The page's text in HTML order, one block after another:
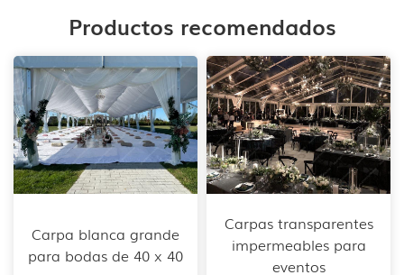
Productos recomendados
Carpa blanca grande
para bodas de 40 x 40
Carpas transparentes
impermeables para
eventos